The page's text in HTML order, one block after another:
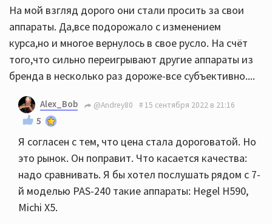
На мой взгляд дорого они стали просить за свои
аппараты. Да,все подорожало с изменением
курса,но и многое вернулось в свое русло. На счёт
того,что сильно переигрывают другие аппараты из
бренда в несколько раз дороже-все субъективно....
Alex_Bob @Andrey80 15 сентября 2022 в 21:16
5
Я согласен с тем, что цена стала дороговатой. Но
это рынок. Он поправит. Что касается качества:
надо сравнивать. Я бы хотел послушать рядом с 7-
й моделью PAS-240 такие аппараты: Hegel H590,
Michi X5.